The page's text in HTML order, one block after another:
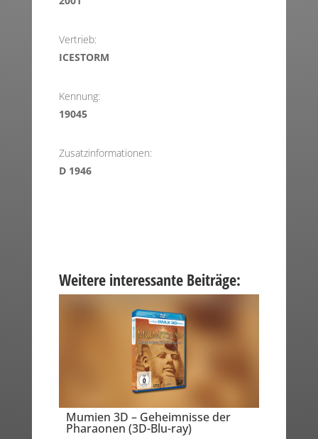
Vertrieb:
ICESTORM
Kennung:
19045
Zusatzinformationen:
D 1946
Weitere interessante Beiträge:
Mumien 3D – Geheimnisse der
Pharaonen (3D-Blu-ray)